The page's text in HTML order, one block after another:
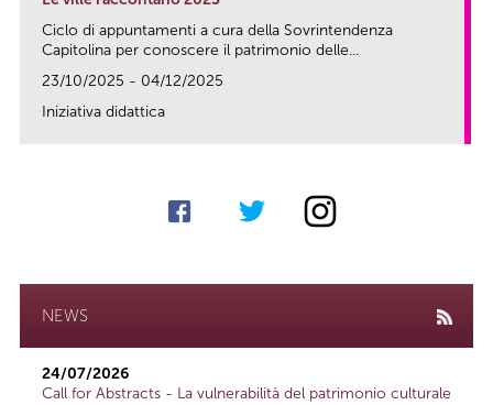
Ciclo di appuntamenti a cura della Sovrintendenza
Capitolina per conoscere il patrimonio delle...
23/10/2025 - 04/12/2025
Iniziativa didattica
NEWS
24/07/2026
Call for Abstracts - La vulnerabilità del patrimonio culturale